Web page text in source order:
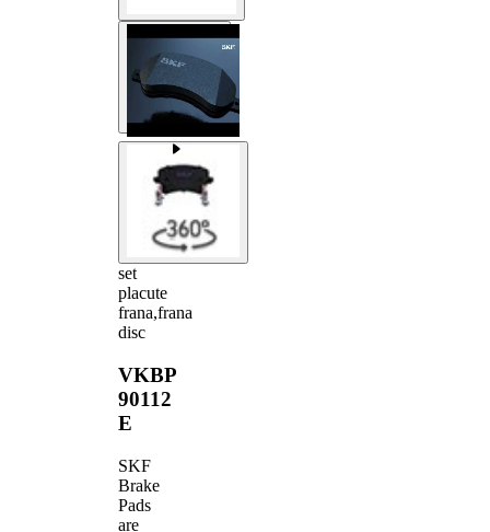
set
placute
frana,frana
disc
VKBP
90112
E
SKF
Brake
Pads
are